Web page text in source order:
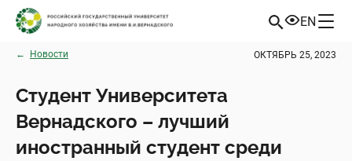
EN
← Новости ОКТЯБРЬ 25, 2023
Студент Университета
Вернадского – лучший
иностранный студент среди